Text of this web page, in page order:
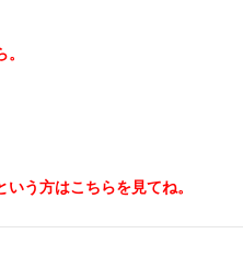
う方はこちらを見てね。